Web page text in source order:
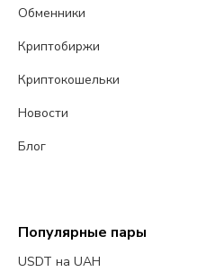
Обменники
Криптобиржи
Криптокошельки
Новости
Блог
Популярные пары
USDT на UAH